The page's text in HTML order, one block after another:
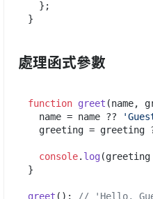
處理函式參數
function greet (name,
  name = name ??
greeting = greeting
console. log(greeting
}
greet (); // 'Hello,